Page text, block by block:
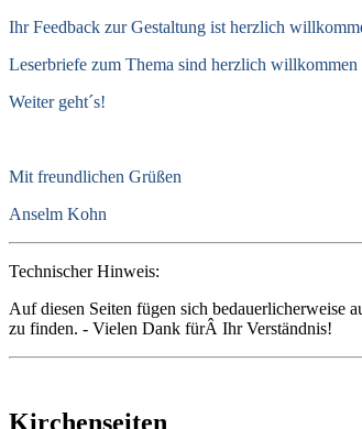
Ihr Feedback zur Gestaltung ist herzlich
Leserbriefe zum Thema sind herzlich
Weiter geht´s!
Mit freundlichen Grüßen
Anselm Kohn
Technischer Hinweis:
Auf diesen Seiten fügen sich bedauerlicherweise
zu finden. - Vielen Dank fürÂ Ihr Verständnis!
Kirchenseiten